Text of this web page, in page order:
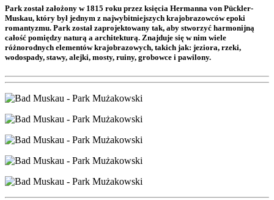
Park został założony w 1815 roku przez księcia Hermanna von Pückler-
Muskau, który był jednym z najwybitniejszych krajobrazowców epoki
romantyzmu. Park został zaprojektowany tak, aby stworzyć harmonijną
całość pomiędzy naturą a architekturą. Znajduje się w nim wiele
różnorodnych elementów krajobrazowych, takich jak: jeziora, rzeki,
wodospady, stawy, alejki, mosty, ruiny, grobowce i pawilony.